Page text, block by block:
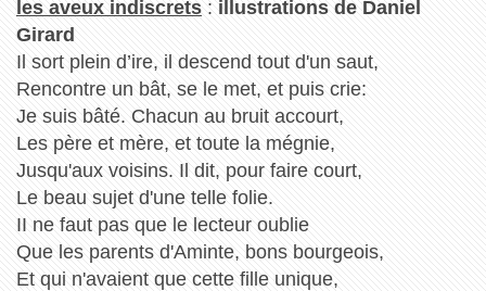
les aveux indiscrets: illustrations de Daniel
Girard
Il sort plein d’ire, il descend tout d'un saut,
Rencontre un bât, se le met, et puis crie:
Je suis bâté. Chacun au bruit accourt,
Les père et mère, et toute la mégnie,
Jusqu'aux voisins. Il dit, pour faire court,
Le beau sujet d'une telle folie.
II ne faut pas que le lecteur oublie
Que les parents d'Aminte, bons bourgeois,
Et qui n'avaient que cette fille unique,